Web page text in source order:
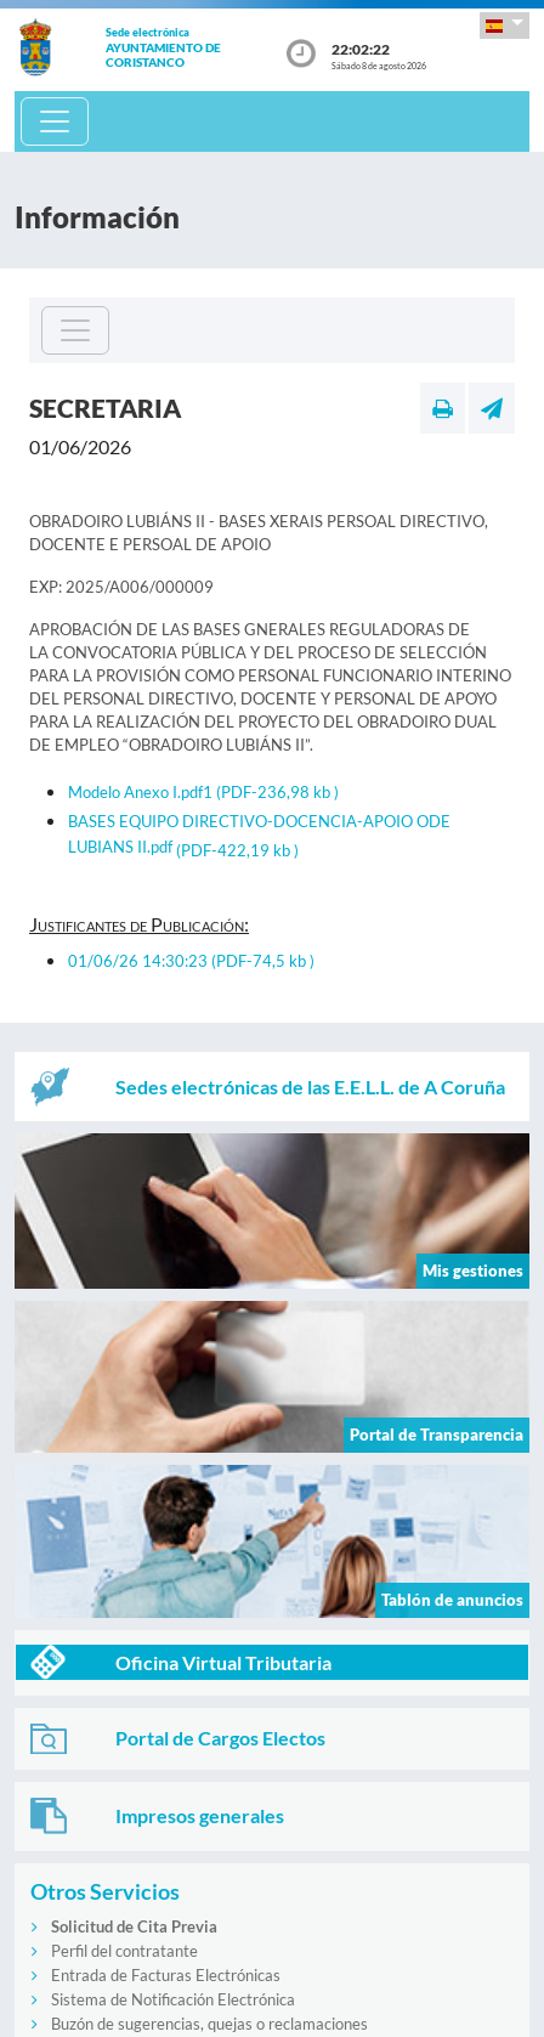
Sede electrónica
AYUNTAMIENTO DE
CORISTANCO
22:02:22
Sábado 8 de agosto 2026
Información
SECRETARIA
01/06/2026
OBRADOIRO LUBIÁNS II - BASES XERAIS PERSOAL DIRECTIVO,
DOCENTE E PERSOAL DE APOIO
EXP: 2025/A006/000009
APROBACIÓN DE LAS BASES GNERALES REGULADORAS DE
LA CONVOCATORIA PÚBLICA Y DEL PROCESO DE SELECCIÓN
PARA LA PROVISIÓN COMO PERSONAL FUNCIONARIO INTERINO
DEL PERSONAL DIRECTIVO, DOCENTE Y PERSONAL DE APOYO
PARA LA REALIZACIÓN DEL PROYECTO DEL OBRADOIRO DUAL
DE EMPLEO “OBRADOIRO LUBIÁNS II”.
Modelo Anexo I.pdf1 (PDF-236,98 kb )
BASES EQUIPO DIRECTIVO-DOCENCIA-APOIO ODE
LUBIANS II.pdf(PDF-422,19 kb )
Justificantes de Publicación:
01/06/26 14:30:23 (PDF-74,5 kb )
Sedes electrónicas de las E.E.L.L. de A Coruña
Mis gestiones
Portal de Transparencia
Tablón de anuncios
Oficina Virtual Tributaria
Portal de Cargos Electos
Impresos generales
Otros Servicios
Solicitud de Cita Previa
Perfil del contratante
Entrada de Facturas Electrónicas
Sistema de Notificación Electrónica
Buzón de sugerencias, quejas o reclamaciones